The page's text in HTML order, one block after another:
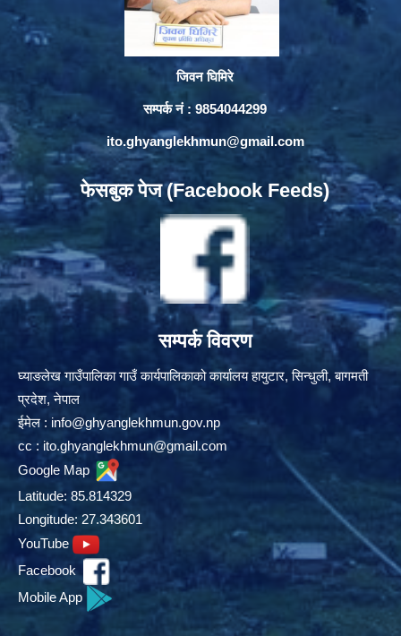
जिवन घिमिरे
सम्पर्क नं : 9854044299
ito.ghyanglekhmun@gmail.com
फेसबुक पेज (Facebook Feeds)
सम्पर्क विवरण
घ्याङलेख गाउँपालिका गाउँ कार्यपालिकाको कार्यालय हायुटार, सिन्धुली, बागमती
प्रदेश, नेपाल
ईमेल : info@ghyanglekhmun.gov.np
cc : ito.ghyanglekhmun@gmail.com
Google Map
Latitude: 85.814329
Longitude: 27.343601
YouTube
Facebook
Mobile App